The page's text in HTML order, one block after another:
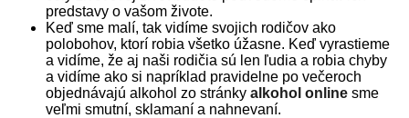
predstavy o vašom živote.
Keď sme malí, tak vidíme svojich rodičov ako
polobohov, ktorí robia všetko úžasne. Keď vyrastieme
a vidíme, že aj naši rodičia sú len ľudia a robia chyby
a vidíme ako si napríklad pravidelne po večeroch
objednávajú alkohol zo stránky alkohol online sme
veľmi smutní, sklamaní a nahnevaní.